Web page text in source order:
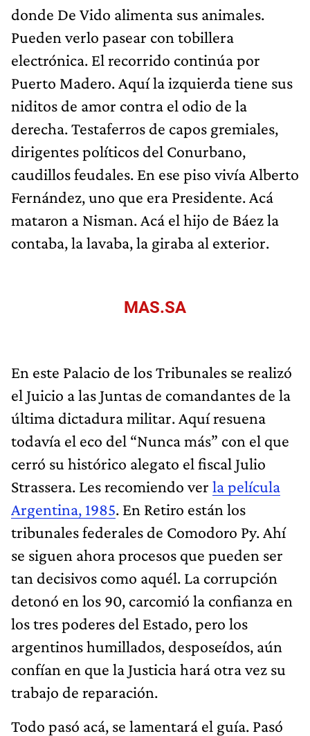
donde De Vido alimenta sus animales.
Pueden verlo pasear con tobillera
electrónica. El recorrido continúa por
Puerto Madero. Aquí la izquierda tiene sus
niditos de amor contra el odio de la
derecha. Testaferros de capos gremiales,
dirigentes políticos del Conurbano,
caudillos feudales. En ese piso vivía Alberto
Fernández, uno que era Presidente. Acá
mataron a Nisman. Acá el hijo de Báez la
contaba, la lavaba, la giraba al exterior.
MAS.SA
En este Palacio de los Tribunales se realizó
el Juicio a las Juntas de comandantes de la
última dictadura militar. Aquí resuena
todavía el eco del “Nunca más” con el que
cerró su histórico alegato el fiscal Julio
Strassera. Les recomiendo ver la película
Argentina, 1985. En Retiro están los
tribunales federales de Comodoro Py. Ahí
se siguen ahora procesos que pueden ser
tan decisivos como aquél. La corrupción
detonó en los 90, carcomió la confianza en
los tres poderes del Estado, pero los
argentinos humillados, desposeídos, aún
confían en que la Justicia hará otra vez su
trabajo de reparación.
Todo pasó acá, se lamentará el guía. Pasó